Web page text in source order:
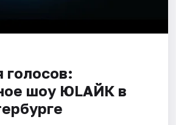
голосов:
шоу ЮLAЙК в